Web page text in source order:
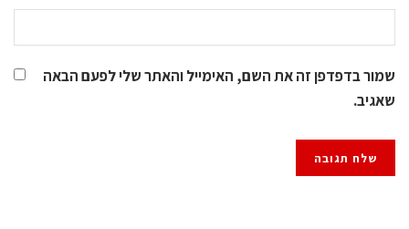
שמור בדפדפן זה את השם, האימייל והאתר שלי לפעם הבאה
שאגיב.